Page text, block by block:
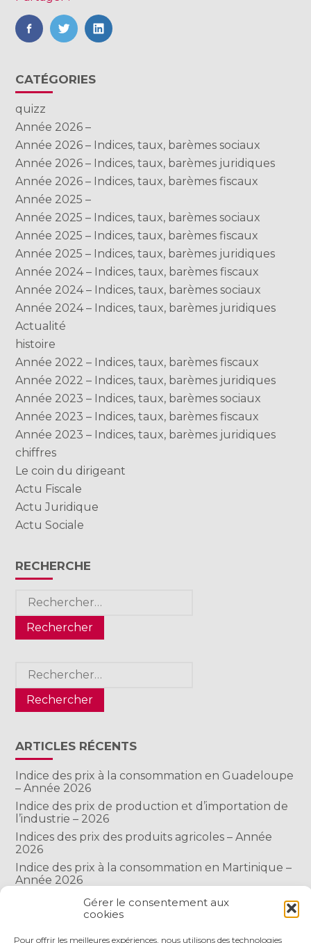
Gérer le consentement aux
cookies
Pour offrir les meilleures expériences, nous utilisons des technologies
FaceBook
TwitterLinkedIn
Blog
sidebar
CATÉGORIES
quizz
Année 2026 –
Année 2026 – Indices, taux, barèmes sociaux
Année 2026 – Indices, taux, barèmes juridiques
Année 2026 – Indices, taux, barèmes fiscaux
Année 2025 –
Année 2025 – Indices, taux, barèmes sociaux
Année 2025 – Indices, taux, barèmes fiscaux
Année 2025 – Indices, taux, barèmes juridiques
Année 2024 – Indices, taux, barèmes fiscaux
Année 2024 – Indices, taux, barèmes sociaux
Année 2024 – Indices, taux, barèmes juridiques
Actualité
histoire
Année 2022 – Indices, taux, barèmes fiscaux
Année 2022 – Indices, taux, barèmes juridiques
Année 2023 – Indices, taux, barèmes sociaux
Année 2023 – Indices, taux, barèmes fiscaux
Année 2023 – Indices, taux, barèmes juridiques
chiffres
Le coin du dirigeant
Actu Fiscale
Actu Juridique
Actu Sociale
RECHERCHE
Rechercher :
Rechercher :
ARTICLES RÉCENTS
Indice des prix à la consommation en Guadeloupe
– Année 2026
Indice des prix de production et d’importation de
l’industrie – 2026
Indices des prix des produits agricoles – Année
2026
Indice des prix à la consommation en Martinique –
Année 2026
Indice des prix à la consommation à Mayotte –